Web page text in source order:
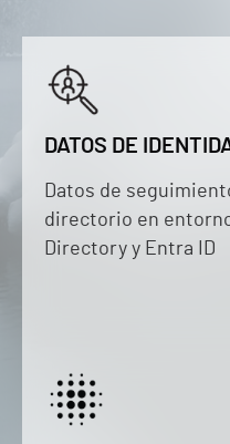
DATOS DE
Datos de
directorio en
Directory y Entra ID